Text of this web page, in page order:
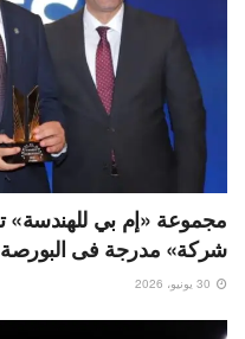
شركة» مدرجة فى البورصة